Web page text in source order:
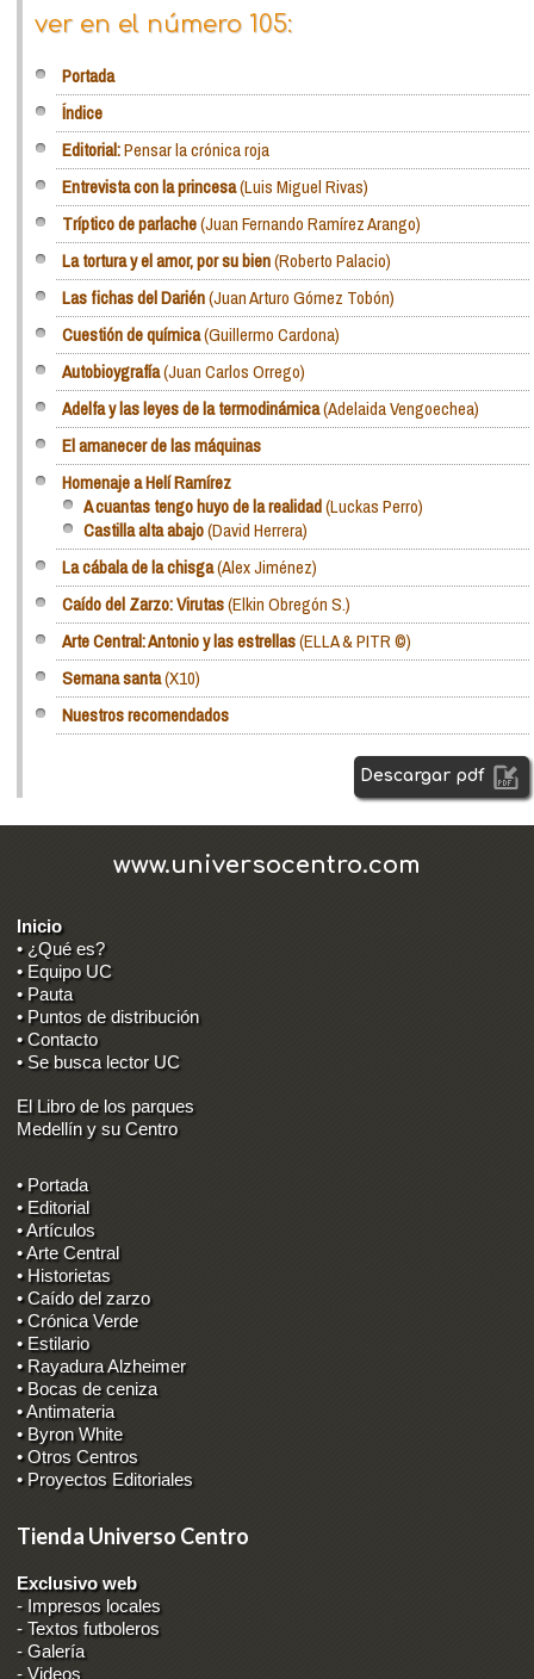
ver en el número 105:
Portada
Índice
Editorial:Pensar la crónica roja
Entrevista con la princesa(Luis Miguel Rivas)
Tríptico de parlache(Juan Fernando Ramírez Arango)
La tortura y el amor, por su bien(Roberto Palacio)
Las fichas del Darién(Juan Arturo Gómez Tobón)
Cuestión de química(Guillermo Cardona)
Autobioygrafía(Juan Carlos Orrego)
Adelfa y las leyes de la termodinámica(Adelaida Vengoechea)
El amanecer de las máquinas
Homenaje a Helí Ramírez
A cuantas tengo huyo de la realidad(Luckas Perro)
Castilla alta abajo(David Herrera)
La cábala de la chisga(Alex Jiménez)
Caído del Zarzo: Virutas(Elkin Obregón S.)
Arte Central: Antonio y las estrellas(ELLA & PITR ©)
Semana santa(X10)
Nuestros recomendados
Descargar pdf
www.universocentro.com
Inicio
• ¿Qué es?
• Equipo UC
• Pauta
• Puntos de distribución
• Contacto
• Se busca lector UC
El Libro de los parques
Medellín y su Centro
• Portada
• Editorial
• Artículos
• Arte Central
• Historietas
• Caído del zarzo
• Crónica Verde
• Estilario
• Rayadura Alzheimer
• Bocas de ceniza
• Antimateria
• Byron White
• Otros Centros
• Proyectos Editoriales
Tienda Universo Centro
Exclusivo web
- Impresos locales
-Textos futboleros
-Galería
-Videos